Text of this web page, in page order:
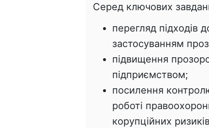
Серед ключових
перегляд підходів
застосуванням
підвищення
підприємством;
посилення
роботі
корупційних